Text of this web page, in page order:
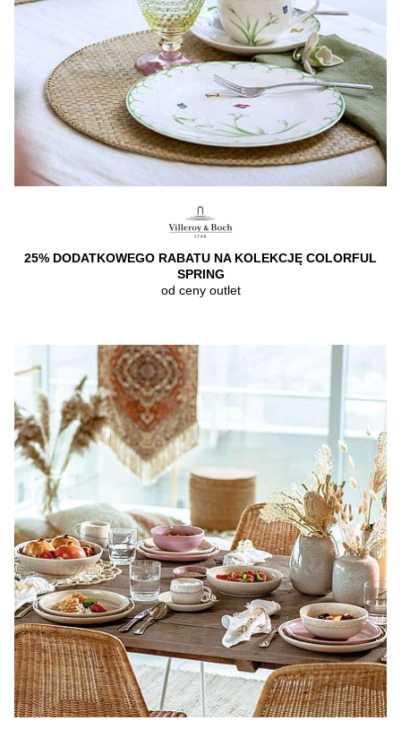
25% DODATKOWEGO RABATU NA KOLEKCJĘ COLORFUL
SPRING
od ceny outlet